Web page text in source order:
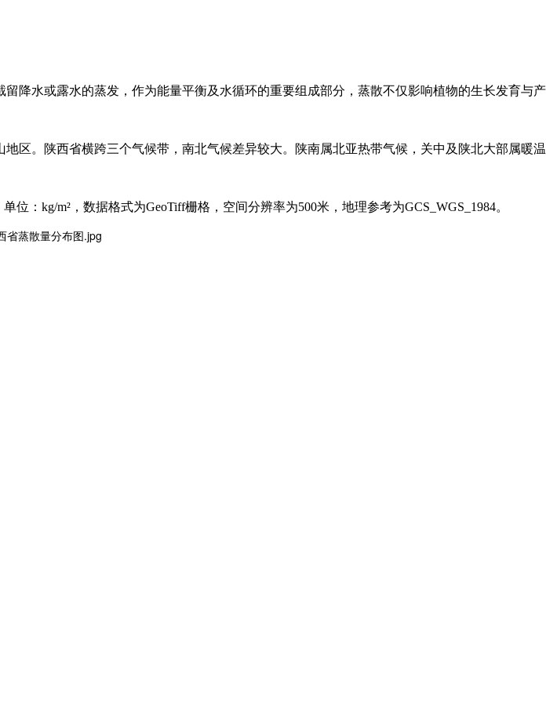
降水或露水的蒸发，作为能量平衡及水循环的重要组成部分，蒸散不仅影响植物的生长发育与产
区。陕西省横跨三个气候带，南北气候差异较大。陕南属北亚热带气候，关中及陕北大部属暖温
：kg/m²，数据格式为GeoTiff栅格，空间分辨率为500米，地理参考为GCS_WGS_1984。